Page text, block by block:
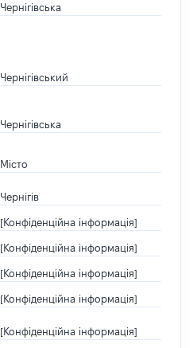
Чернігівська
Чернігівський
Чернігівська
Місто
Чернігів
[Конфіденційна інформація]
[Конфіденційна інформація]
[Конфіденційна інформація]
[Конфіденційна інформація]
[Конфіденційна інформація]